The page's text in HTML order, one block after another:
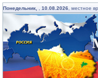
Понедельник, 10.08.2026 , местное